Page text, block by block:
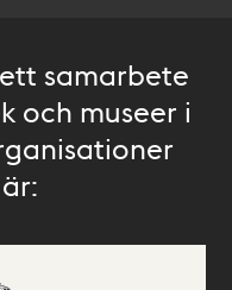
samarbete
och museer i